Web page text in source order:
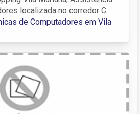
localizada no corredor C
de Computadores em Vila